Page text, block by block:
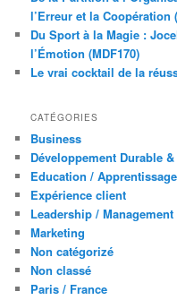
l’Erreur et la Coopération
Du Sport à la Magie :
l’Émotion (MDF170)
Le vrai cocktail de la
CATÉGORIES
Business
Développement Durable
Education /
Expérience client
Leadership / Management
Marketing
Non catégorizé
Non classé
Paris / France